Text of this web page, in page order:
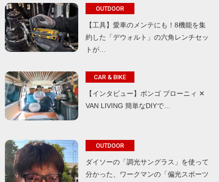
OUTDOOR
【工具】愛車のメンテにも！8機能を集
約した「デウォルト」の六角レンチセッ
トが…
CAR & BIKE
【インタビュー】ボンゴ ブローニィ ✕
VAN LIVING 簡単なDIYで…
OUTDOOR
ダイソーの「調光サングラス」を使って
分かった、ワークマンの「偏光スポーツ